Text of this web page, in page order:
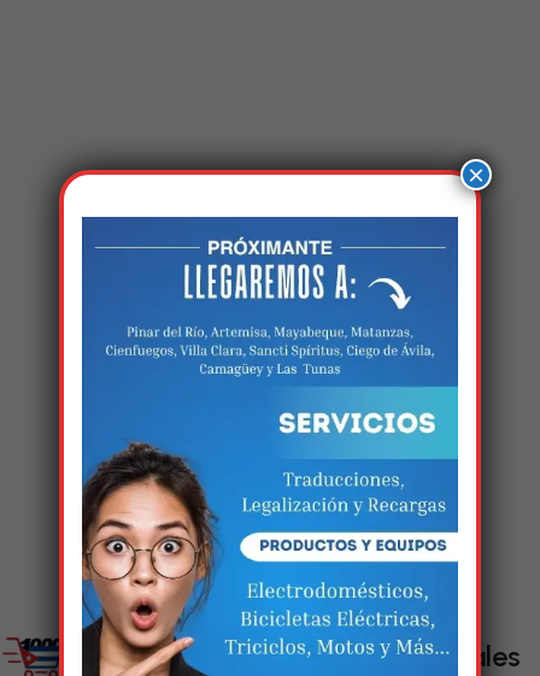
Enlaces Sociales
×
Estamos trabalhando
nisso!
Em breve, esta página estará
disponível com novidades
incríveis. Agradecemos pela
paciência e compreensão.